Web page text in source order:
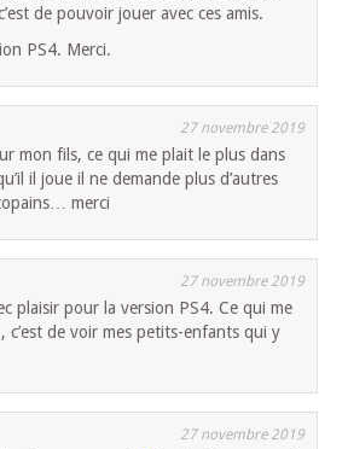
de pouvoir jouer avec ces amis.
PS4. Merci.
27 novembre 2019
mon fils, ce qui me plait le plus dans
il joue il ne demande plus d’autres
merci
27 novembre 2019
plaisir pour la version PS4. Ce qui me
c’est de voir mes petits-enfants qui y
27 novembre 2019